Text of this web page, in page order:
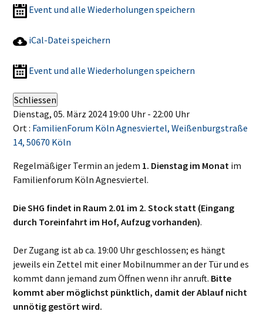
Event und alle Wiederholungen speichern
iCal-Datei speichern
Event und alle Wiederholungen speichern
Schliessen
Dienstag, 05. März 2024 19:00 Uhr - 22:00 Uhr
Ort : FamilienForum Köln Agnesviertel, Weißenburgstraße
14, 50670 Köln
Regelmäßiger Termin an jedem 1. Dienstag im Monat im
Familienforum Köln Agnesviertel.
Die SHG findet in Raum 2.01 im 2. Stock statt (Eingang
durch Toreinfahrt im Hof, Aufzug vorhanden).
Der Zugang ist ab ca. 19:00 Uhr geschlossen; es hängt
jeweils ein Zettel mit einer Mobilnummer an der Tür und es
kommt dann jemand zum Öffnen wenn ihr anruft. Bitte
kommt aber möglichst pünktlich, damit der Ablauf nicht
unnötig gestört wird.